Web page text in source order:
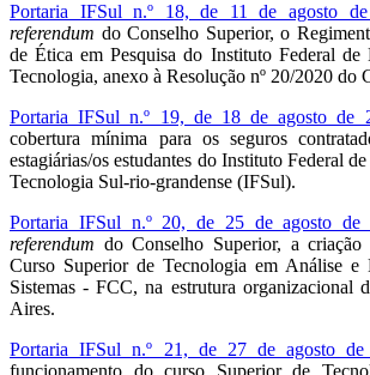
Portaria IFSul n.º 18, de 11 de agosto de
referendum do Conselho Superior, o
de Ética em Pesquisa do Instituto Federal de
Tecnologia, anexo à Resolução nº 20/2020 do
Portaria IFSul n.º 19, de 18 de agosto de
cobertura mínima para os seguros
estagiárias/os estudantes do Instituto Federal
Tecnologia Sul-rio-grandense (IFSul).
Portaria IFSul n.º 20, de 25 de agosto de
referendum do Conselho Superior, a criação
Curso Superior de Tecnologia em Análise e
Sistemas - FCC, na estrutura organizacional
Aires.
Portaria IFSul n.º 21, de 27 de agosto de